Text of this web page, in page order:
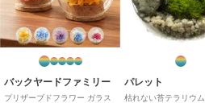
バックヤードファミリー
プリザーブドフラワー ガラス
パレット
枯れない苔テラリウ